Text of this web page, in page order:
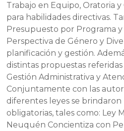
Trabajo en Equipo, Oratoria
para habilidades directivas.
Presupuesto por Programa
Perspectiva de Género y
planificación y gestión.
distintas propuestas
Gestión Administrativa y
Conjuntamente con las
diferentes leyes se brindaron
obligatorias, tales como: Ley
Neuquén Concientiza con